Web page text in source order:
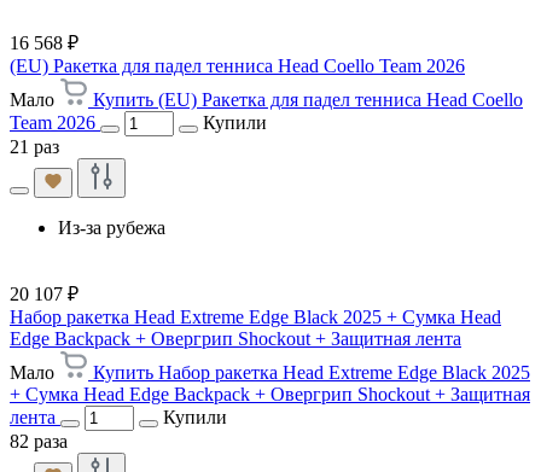
16 568 ₽
(EU) Ракетка для падел тенниса Head Coello Team 2026
Мало
Купить (EU) Ракетка для падел тенниса Head Coello
Team 2026
Купили
21 раз
Из-за рубежа
20 107 ₽
Набор ракетка Head Extreme Edge Black 2025 + Сумка Head
Edge Backpack + Овергрип Shockout + Защитная лента
Мало
Купить Набор ракетка Head Extreme Edge Black 2025
+ Сумка Head Edge Backpack + Овергрип Shockout + Защитная
лента
Купили
82 раза